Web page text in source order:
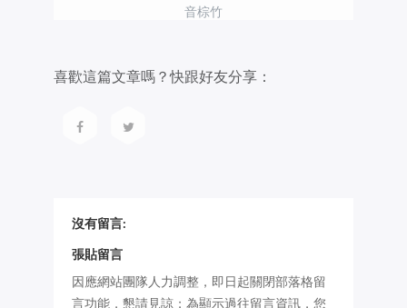
音棕竹
喜歡這篇文章嗎？快跟好友分享：
沒有留言:
張貼留言
因應網站團隊人力調整，即日起關閉部落格留
言功能，懇請見諒；為顯示過往留言資訊，您